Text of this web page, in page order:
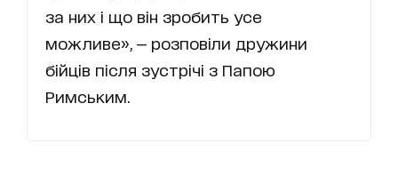
за них і що він зробить усе
можливе», — розповіли дружини
бійців після зустрічі з Папою
Римським.